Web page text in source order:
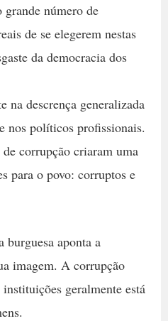
número de
de se elegerem nestas
da democracia dos
na descrença generalizada
nos políticos profissionais.
de corrupção criaram uma
para o povo: corruptos e
burguesa aponta a
imagem. A corrupção
geralmente está